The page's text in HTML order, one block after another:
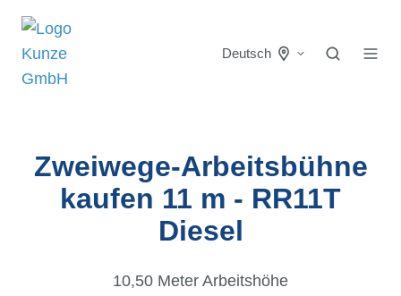
Deutsch
Zweiwege-Arbeitsbühne
kaufen 11 m - RR11T
Diesel
10,50 Meter Arbeitshöhe